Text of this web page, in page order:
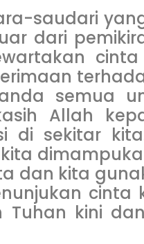
saudari
dari
semua
Allah
di sekitar
dan kita
cinta
Tuhan kini